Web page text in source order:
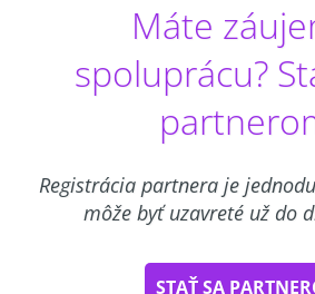
Máte
spoluprácu?
Registrácia partnera je
môže byť uzavreté už do
STAŤ SA